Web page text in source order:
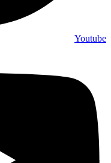
Youtube